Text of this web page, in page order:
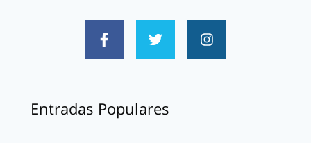
Entradas Populares